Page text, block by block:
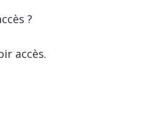
?
accès.